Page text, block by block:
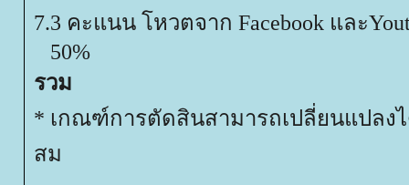
7.3 คะแนน โหวตจาก
50%
รวม
* เกณฑ์การตัดสินสามารถเปลี่ยนแปลง
สม